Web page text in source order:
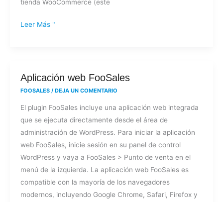
tienda WooCommerce (este
Leer Más "
Aplicación web FooSales
FOOSALES / DEJA UN COMENTARIO
El plugin FooSales incluye una aplicación web integrada
que se ejecuta directamente desde el área de
administración de WordPress. Para iniciar la aplicación
web FooSales, inicie sesión en su panel de control
WordPress y vaya a FooSales > Punto de venta en el
menú de la izquierda. La aplicación web FooSales es
compatible con la mayoría de los navegadores
modernos, incluyendo Google Chrome, Safari, Firefox y
Aplicación
web